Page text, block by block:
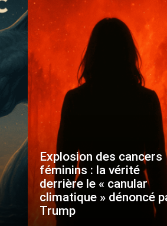
Explosion des cancers
féminins : la vérité
derrière le « canular
climatique » dénoncé
Trump